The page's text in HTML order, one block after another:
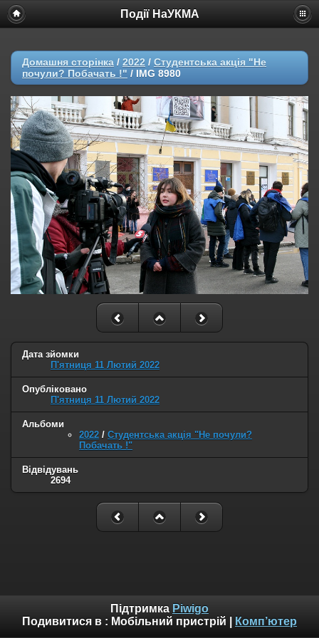
Події НаУКМА
Домашня сторінка / 2022 / Студентська акція "Не
почули? Побачать !" / IMG 8980
Дата зйомки
П'ятниця 11 Лютий 2022
Опубліковано
П'ятниця 11 Лютий 2022
Альбоми
2022 / Студентська акція "Не почули?
Побачать !"
Відвідувань
2694
Підтримка Piwigo
Подивитися в : Мобільний пристрій Комп’ютер